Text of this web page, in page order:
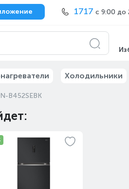
1717 с 9:00 до
Холодильники
B452SEBK